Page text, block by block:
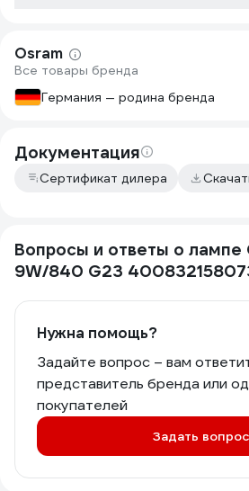
Osram
Все товары бренда
Германия — родина бренда
Документация
Сертификат дилера
Вопросы и ответы о лампе
9W/840 G23
Нужна помощь?
Задайте вопрос – вам
представитель бренда или
покупателей
Задать вопрос